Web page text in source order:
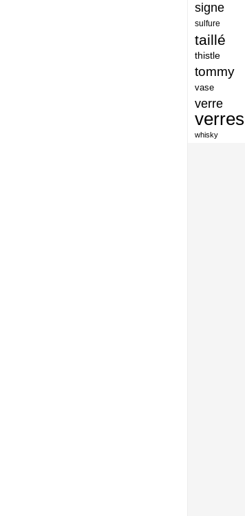
atelier
atsunobu
authentique
aventures
baccarat
signe
sulfure
taillé
thistle
tommy
vase
verre
verres
whisky